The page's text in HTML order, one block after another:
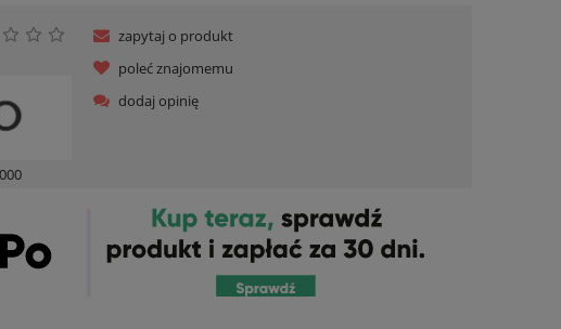
zapytaj o produkt
poleć znajomemu
dodaj opinię